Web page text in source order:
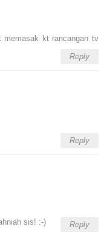
memasak kt rancangan tv
Reply
Reply
sis! :-) Reply